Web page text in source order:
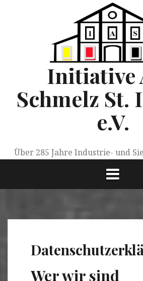
Initiative
Schmelz St.
e.V.
Über 285 Jahre Industrie- und
Wer wir sind